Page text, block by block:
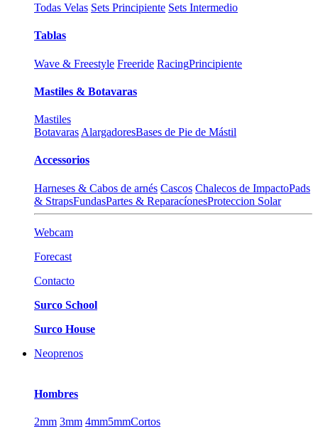
Todas Velas Sets Principiente Sets Intermedio
Tablas
Wave & Freestyle Freeride RacingPrincipiente
Mastiles & Botavaras
Mastiles
Botavaras AlargadoresBases de Pie de Mástil
Accessorios
Harneses & Cabos de arnés Cascos Chalecos de ImpactoPads
& StrapsFundasPartes & ReparacíonesProteccion Solar
Webcam
Forecast
Contacto
Surco School
Surco House
Neoprenos
Hombres
2mm 3mm 4mm5mmCortos